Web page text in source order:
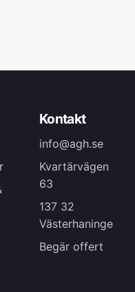
Kontakt
info@agh.se
Kvartärvägen
63
137 32
Västerhaninge
Begär offert